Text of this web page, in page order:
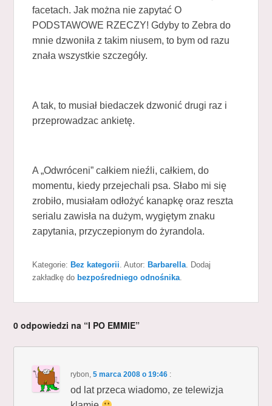
facetach. Jak można nie zapytać O
PODSTAWOWE RZECZY! Gdyby to Zebra do
mnie dzwoniła z takim niusem, to bym od razu
znała wszystkie szczegóły.
A tak, to musiał biedaczek dzwonić drugi raz i
przeprowadzac ankietę.
A „Odwróceni” całkiem nieźli, całkiem, do
momentu, kiedy przejechali psa. Słabo mi się
zrobiło, musiałam odłożyć kanapkę oraz reszta
serialu zawisła na dużym, wygiętym znaku
zapytania, przyczepionym do żyrandola.
Kategorie: Bez kategorii . Autor: Barbarella . Dodaj
zakładkę do bezpośredniego odnośnika
0 odpowiedzi na “I PO EMMIE”
rybon,5 marca 2008 o 19:46 :
od lat przeca wiadomo, ze telewizja